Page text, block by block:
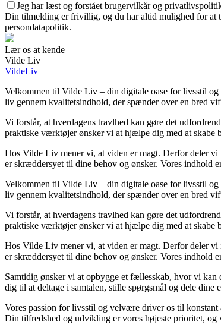
Jeg har læst og forstået brugervilkår og
Din tilmelding er frivillig, og du har altid mulighed for at
persondatapolitik.
Lær os at kende
Vilde Liv
VildeLiv
Velkommen til Vilde Liv – din digitale oase for livsstil og
liv gennem kvalitetsindhold, der spænder over en bred
Vi forstår, at hverdagens travlhed kan gøre det
praktiske værktøjer ønsker vi at hjælpe dig med at skabe
Hos Vilde Liv mener vi, at viden er magt. Derfor deler vi
er skræddersyet til dine behov og ønsker. Vores indhold
Velkommen til Vilde Liv – din digitale oase for livsstil og
liv gennem kvalitetsindhold, der spænder over en bred
Vi forstår, at hverdagens travlhed kan gøre det
praktiske værktøjer ønsker vi at hjælpe dig med at skabe
Hos Vilde Liv mener vi, at viden er magt. Derfor deler vi
er skræddersyet til dine behov og ønsker. Vores indhold
Samtidig ønsker vi at opbygge et fællesskab, hvor vi kan
dig til at deltage i samtalen, stille spørgsmål og dele dine
Vores passion for livsstil og velvære driver os til
Din tilfredshed og udvikling er vores højeste prioritet,